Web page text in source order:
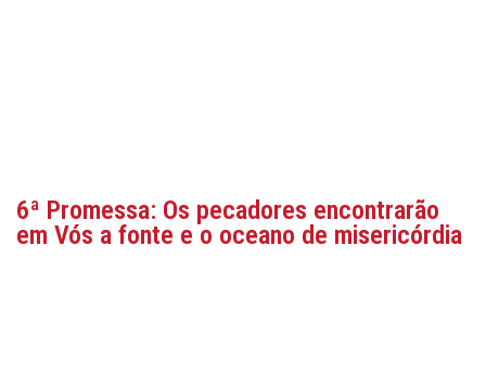
6ª Promessa: Os pecadores encontrarão
em Vós a fonte e o oceano de misericórdia